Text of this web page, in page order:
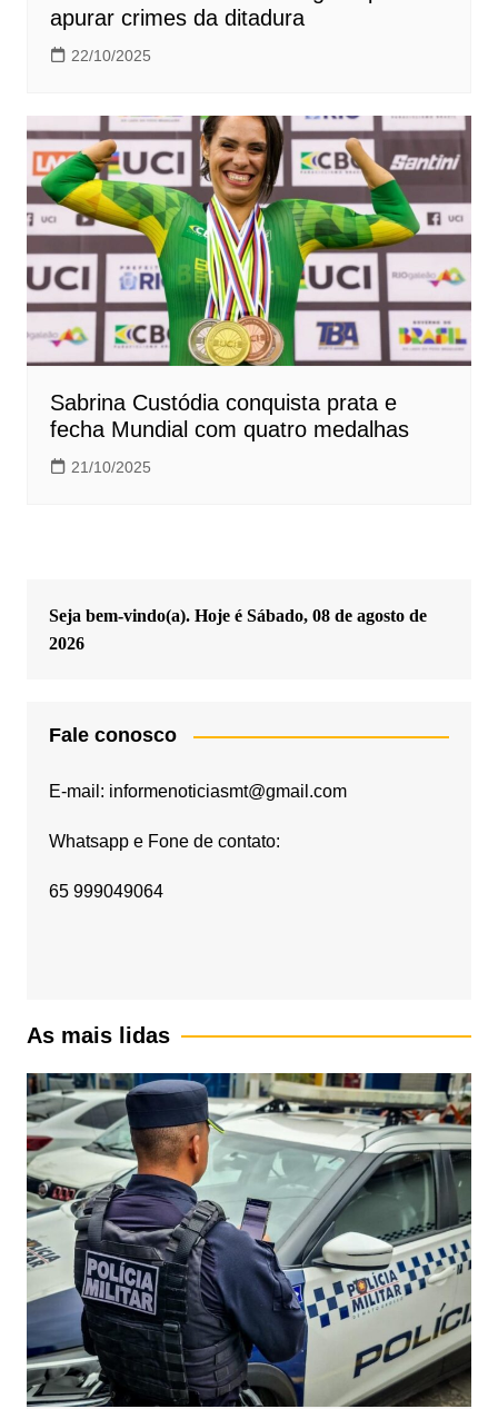
apurar crimes da ditadura
22/10/2025
Sabrina Custódia conquista prata e
fecha Mundial com quatro medalhas
21/10/2025
Seja bem-vindo(a). Hoje é Sábado, 08 de agosto de
2026
Fale conosco
E-mail: informenoticiasmt@gmail.com
Whatsapp e Fone de contato:
65 999049064
As mais lidas